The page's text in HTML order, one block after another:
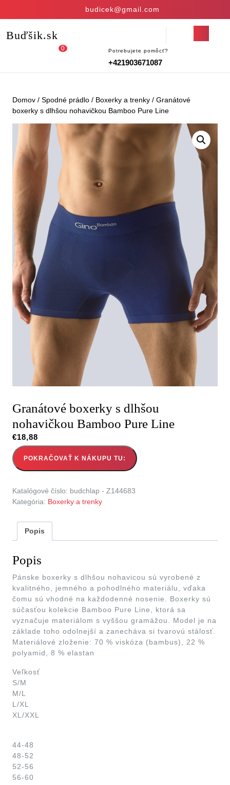
budicek@gmail.com
Buďšik.sk
Button
0 Potrebujete pomôcť?
+421903671087
Domov / Spodné prádlo / Boxerky a trenky / Granátové
boxerky s dlhšou nohavičkou Bamboo Pure Line
Granátové boxerky s dlhšou
nohavičkou Bamboo Pure Line
€18,88
POKRAČOVAŤ K NÁKUPU TU:
Katalógové číslo: budchlap - Z144683
Kategória: Boxerky a trenky
Popis
Popis
Pánske boxerky s dlhšou nohavicou sú vyrobené z
kvalitného, jemného a pohodlného materiálu, vďaka
čomu sú vhodné na každodenné nosenie. Boxerky sú
súčasťou kolekcie Bamboo Pure Line, ktorá sa
vyznačuje materiálom s vyššou gramážou. Model je na
základe toho odolnejší a zanecháva si tvarovú stálosť.
Materiálové zloženie: 70 % viskóza (bambus), 22 %
polyamid, 8 % elastan
Veľkosť
S/M
M/L
L/XL
XL/XXL
44-48
48-52
52-56
56-60